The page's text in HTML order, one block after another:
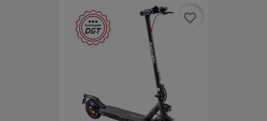
favorite_border